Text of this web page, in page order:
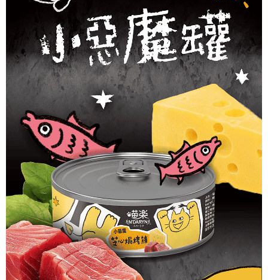
【注意事項】
1.本服務係由「台灣大哥大股份有限公司」（以下簡稱本公司）所提供，讓
用戶於交易時，得透過本服務購買商品或服務，並由商店將買賣／分期付款
買賣價金債權讓與本公司後，依約使用本公司帳單繳交帳款。
2.基於同意付款使用「大哥付你分期」之契約關係目的，商店將以您的個人
資料（包含姓名、電話或地址）提供予台灣大哥大進項蒐集、處理及利用，
由本公司與您本人進行分期帳單所需資料之確認、核對及更正。
3.完整用戶服務條款，請詳閱以下連結：https://oppay.tw/userRule
３．收到繳費通知簡訊後14天內，點擊此簡訊中的連結，可透過四大超商／
ATM／網路銀行／等多元方式進行付款，方視為交易完成。
※ 請注意：結帳手續完成當下不需立刻繳費，但若您需要取消訂單，請聯絡
購買商品的店家。未經商家同意取消之訂單仍視為有效，需透過AFTEE先享
後付繳納相關費用。
※ 交易是否成功請以「AFTEE先享後付 」之結帳頁面顯示為準，若有關於
是否繳費成功／繳費後需取消欲退款等相關疑問，請聯繫「AFTEE先享後付
客戶支援中心」
https://netprotections.freshdesk.com/support/home
【注意事項】
１．透過由恩沛科技股份有限公司提供之「AFTEE先享後付」服務完成之交
易，需依本服務之必要範圍內提供個人資料，並將交易相關給付款項請求債
權轉讓予恩沛科技股份有限公司。
２．關於個人資料處理事宜，請瀏覽以下網址：
https://aftee.tw/terms/#terms3
３．未成年的使用者請事先徵得法定代理人或監護人之同意方可使用
「AFTEE先享後付」，若未經同意申辦者引起之損失，本公司不負相關責
任。
４．使用「AFTEE先享後付」時，將依據個別帳號之用戶狀況，依本公司即
時審查核予不同之上限額度；若仍有額度不足之情形，本公司將視審查結果
請求用戶進行身份認證。
５．嚴禁一人註冊多個帳號或使用他人資訊註冊。若發現惡意使用之情形，
恩沛科技股份有限公司將有權停止該用戶之使用額度並採取法律行動。
離島宅配
貨到付款
每筆NT$95，滿NT$1,000(含以上)免運費